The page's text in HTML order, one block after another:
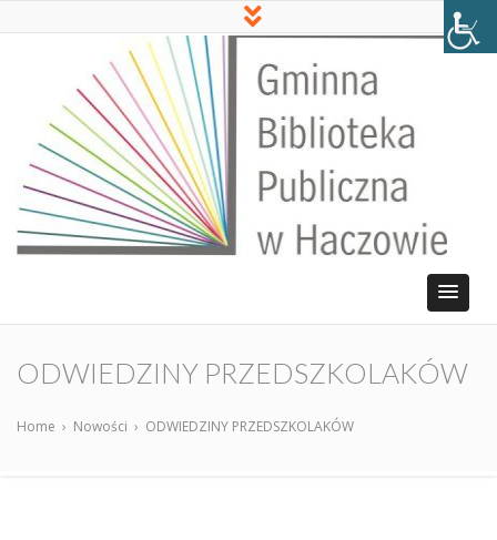
ODWIEDZINY PRZEDSZKOLAKÓW
Home › Nowości › ODWIEDZINY PRZEDSZKOLAKÓW